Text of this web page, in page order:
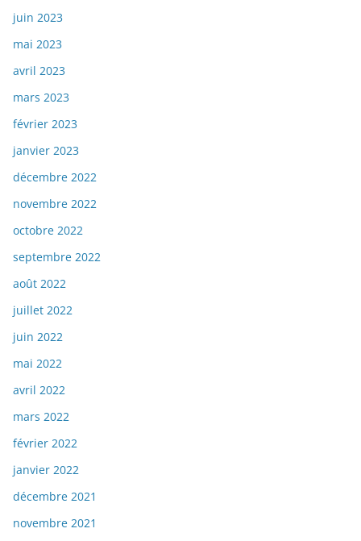
juin 2023
mai 2023
avril 2023
mars 2023
février 2023
janvier 2023
décembre 2022
novembre 2022
octobre 2022
septembre 2022
août 2022
juillet 2022
juin 2022
mai 2022
avril 2022
mars 2022
février 2022
janvier 2022
décembre 2021
novembre 2021